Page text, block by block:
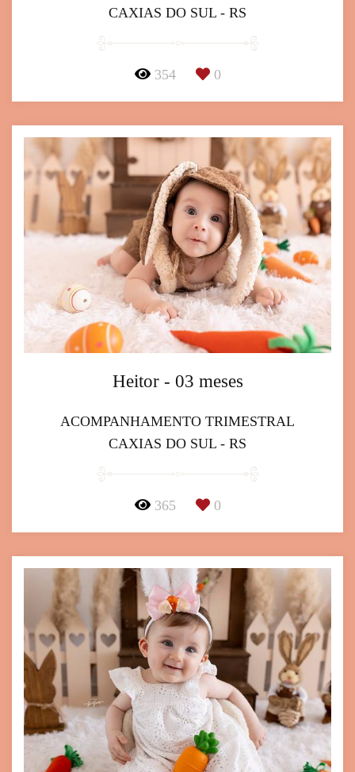
CAXIAS DO SUL - RS
354 0
Heitor - 03 meses
ACOMPANHAMENTO TRIMESTRAL
CAXIAS DO SUL - RS
365 0